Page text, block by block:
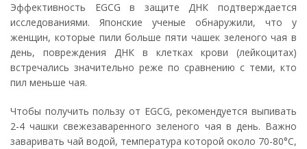
Эффективность EGCG в защите ДНК подтверждается
исследованиями. Японские ученые обнаружили, что у
женщин, которые пили больше пяти чашек зеленого чая в
день, повреждения ДНК в клетках крови (лейкоцитах)
встречались значительно реже по сравнению с теми, кто
пил меньше чая.
Чтобы получить пользу от EGCG, рекомендуется выпивать
2-4 чашки свежезаваренного зеленого чая в день. Важно
заваривать чай водой, температура которой около 70-80°C,